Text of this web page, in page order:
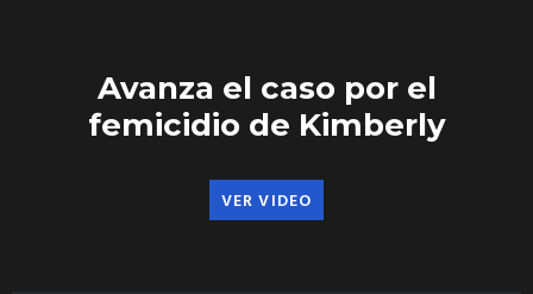
Avanza el caso por el
femicidio de Kimberly
VER VIDEO